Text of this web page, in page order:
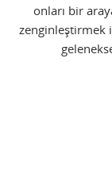
onları bir
zenginleştirmek